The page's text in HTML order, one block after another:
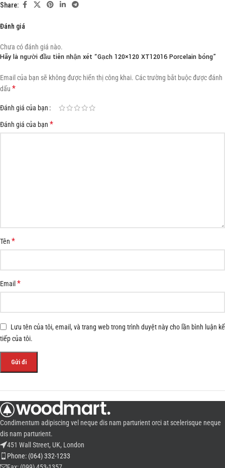
Share:
Đánh giá
Chưa có đánh giá nào.
Hãy là người đầu tiên nhận xét “Gạch 120×120 XT12016 Porcelain bóng”
Email của bạn sẽ không được hiển thị công khai. Các trường bắt buộc được đánh
dấu *
Đánh giá của bạn
Đánh giá của bạn *
Tên *
Email *
Lưu tên của tôi, email, và trang web trong trình duyệt này cho lần bình luận kế
tiếp của tôi.
Condimentum adipiscing vel neque dis nam parturient orci at scelerisque neque
dis nam parturient.
451 Wall Street, UK, London
Phone: (064) 332-1233